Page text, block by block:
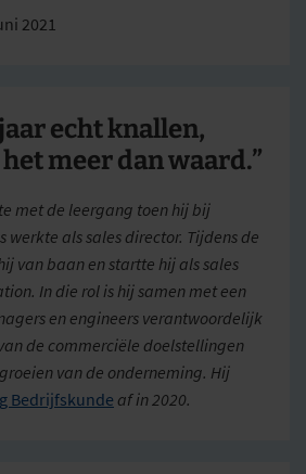
2021
echt knallen,
meer dan waard.”
met de leergang toen hij bij
werkte als sales director. Tijdens de
van baan en startte hij als sales
In die rol is hij samen met een
en engineers verantwoordelijk
de commerciële doelstellingen
van de onderneming. Hij
Bedrijfskunde af in 2020.